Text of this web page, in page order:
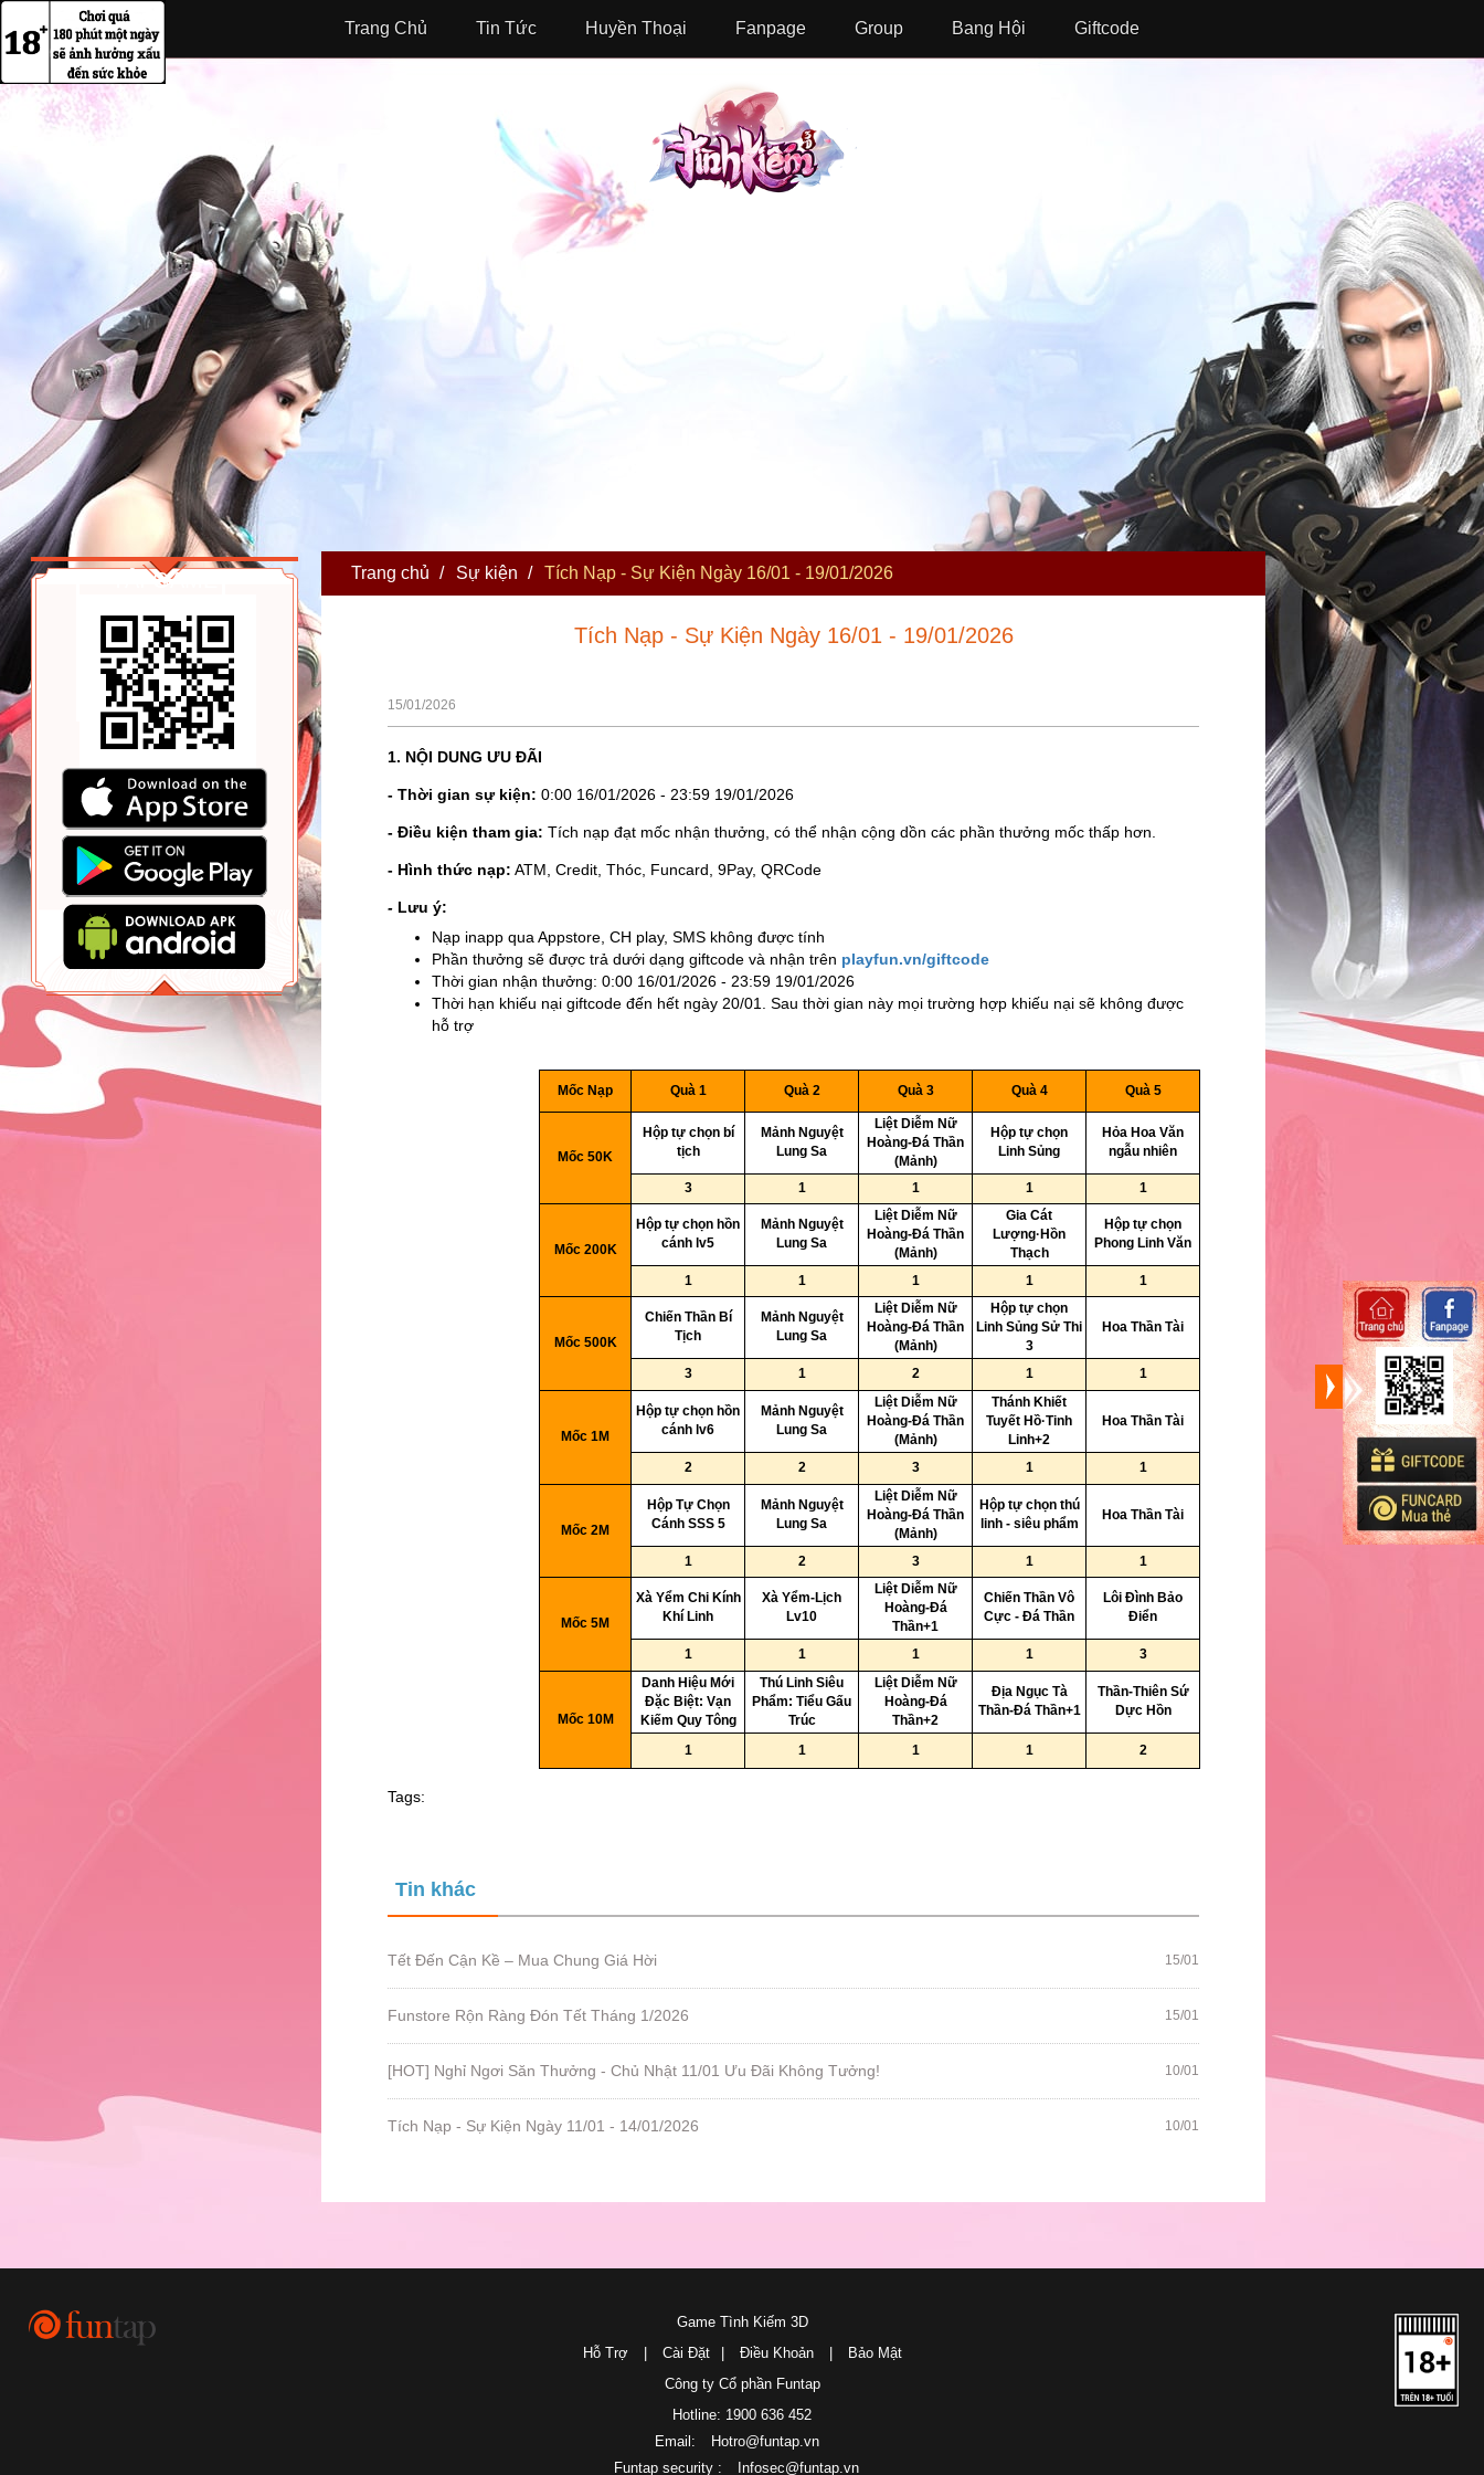
Trang Chủ Tin Tức Huyền Thoại Fanpage Group Bang Hội Giftcode
TẢI GAME Trang chủ / Sự kiện / Tích Nạp - Sự Kiện Ngày 16/01 - 19/01/2026
Tích Nạp - Sự Kiện Ngày 16/01 - 19/01/2026
15/01/2026
1. NỘI DUNG ƯU ĐÃI
- Thời gian sự kiện: 0:00 16/01/2026 - 23:59 19/01/2026
- Điều kiện tham gia: Tích nạp đạt mốc nhận thưởng, có thể nhận cộng dồn các phần thưởng mốc thấp hơn.
- Hình thức nạp: ATM, Credit, Thóc, Funcard, 9Pay, QRCode
- Lưu ý:
Nạp inapp qua Appstore, CH play, SMS không được tính
Phần thưởng sẽ được trả dưới dạng giftcode và nhận trên playfun.vn/giftcode
Thời gian nhận thưởng: 0:00 16/01/2026 - 23:59 19/01/2026
Thời hạn khiếu nại giftcode đến hết ngày 20/01. Sau thời gian này mọi trường hợp khiếu nại sẽ không được
hỗ trợ
Mốc Nạp Quà 1 Quà 2 Quà 3 Quà 4 Quà 5
Mốc 50K
Hộp tự chọn bí
tịch
Mảnh Nguyệt
Lung Sa
Liệt Diễm Nữ
Hoàng-Đá Thần
(Mảnh)
Hộp tự chọn
Linh Sủng
Hỏa Hoa Văn
ngẫu nhiên
3 1 1 1 1
Mốc 200K
Hộp tự chọn hồn
cánh lv5
Mảnh Nguyệt
Lung Sa
Liệt Diễm Nữ
Hoàng-Đá Thần
(Mảnh)
Gia Cát
Lượng·Hồn
Thạch
Hộp tự chọn
Phong Linh Văn
1 1 1 1 1
Mốc 500K
Chiến Thần Bí
Tịch
Mảnh Nguyệt
Lung Sa
Liệt Diễm Nữ
Hoàng-Đá Thần
(Mảnh)
Hộp tự chọn
Linh Sủng Sử Thi
3
Hoa Thần Tài
3 1 2 1 1
Mốc 1M
Hộp tự chọn hồn
cánh lv6
Mảnh Nguyệt
Lung Sa
Liệt Diễm Nữ
Hoàng-Đá Thần
(Mảnh)
Thánh Khiết
Tuyết Hồ·Tinh
Linh+2
Hoa Thần Tài
2 2 3 1 1
Mốc 2M
Hộp Tự Chọn
Cánh SSS 5
Mảnh Nguyệt
Lung Sa
Liệt Diễm Nữ
Hoàng-Đá Thần
(Mảnh)
Hộp tự chọn thú
linh - siêu phẩm
Hoa Thần Tài
1 2 3 1 1
Mốc 5M
Xà Yểm Chi Kính
Khí Linh
Xà Yểm-Lịch
Lv10
Liệt Diễm Nữ
Hoàng-Đá
Thần+1
Chiến Thần Vô
Cực - Đá Thần
Lôi Đình Bảo
Điển
1 1 1 1 3
Mốc 10M
Danh Hiệu Mới
Đặc Biệt: Vạn
Kiếm Quy Tông
Thú Linh Siêu
Phẩm: Tiểu Gấu
Trúc
Liệt Diễm Nữ
Hoàng-Đá
Thần+2
Địa Ngục Tà
Thần-Đá Thần+1
Thần-Thiên Sứ
Dực Hồn
1 1 1 1 2
Tags:
Tin khác
Tết Đến Cận Kề – Mua Chung Giá Hời 15/01
Funstore Rộn Ràng Đón Tết Tháng 1/2026 15/01
[HOT] Nghỉ Ngơi Săn Thưởng - Chủ Nhật 11/01 Ưu Đãi Không Tưởng! 10/01
Tích Nạp - Sự Kiện Ngày 11/01 - 14/01/2026 10/01
Game Tình Kiếm 3D
Hỗ Trợ
Cài Đặt Điều Khoản
Bảo Mật
Công ty Cổ phần Funtap
Hotline: 1900 636 452
Email:
Hotro@funtap.vn
Funtap security :
Infosec@funtap.vn